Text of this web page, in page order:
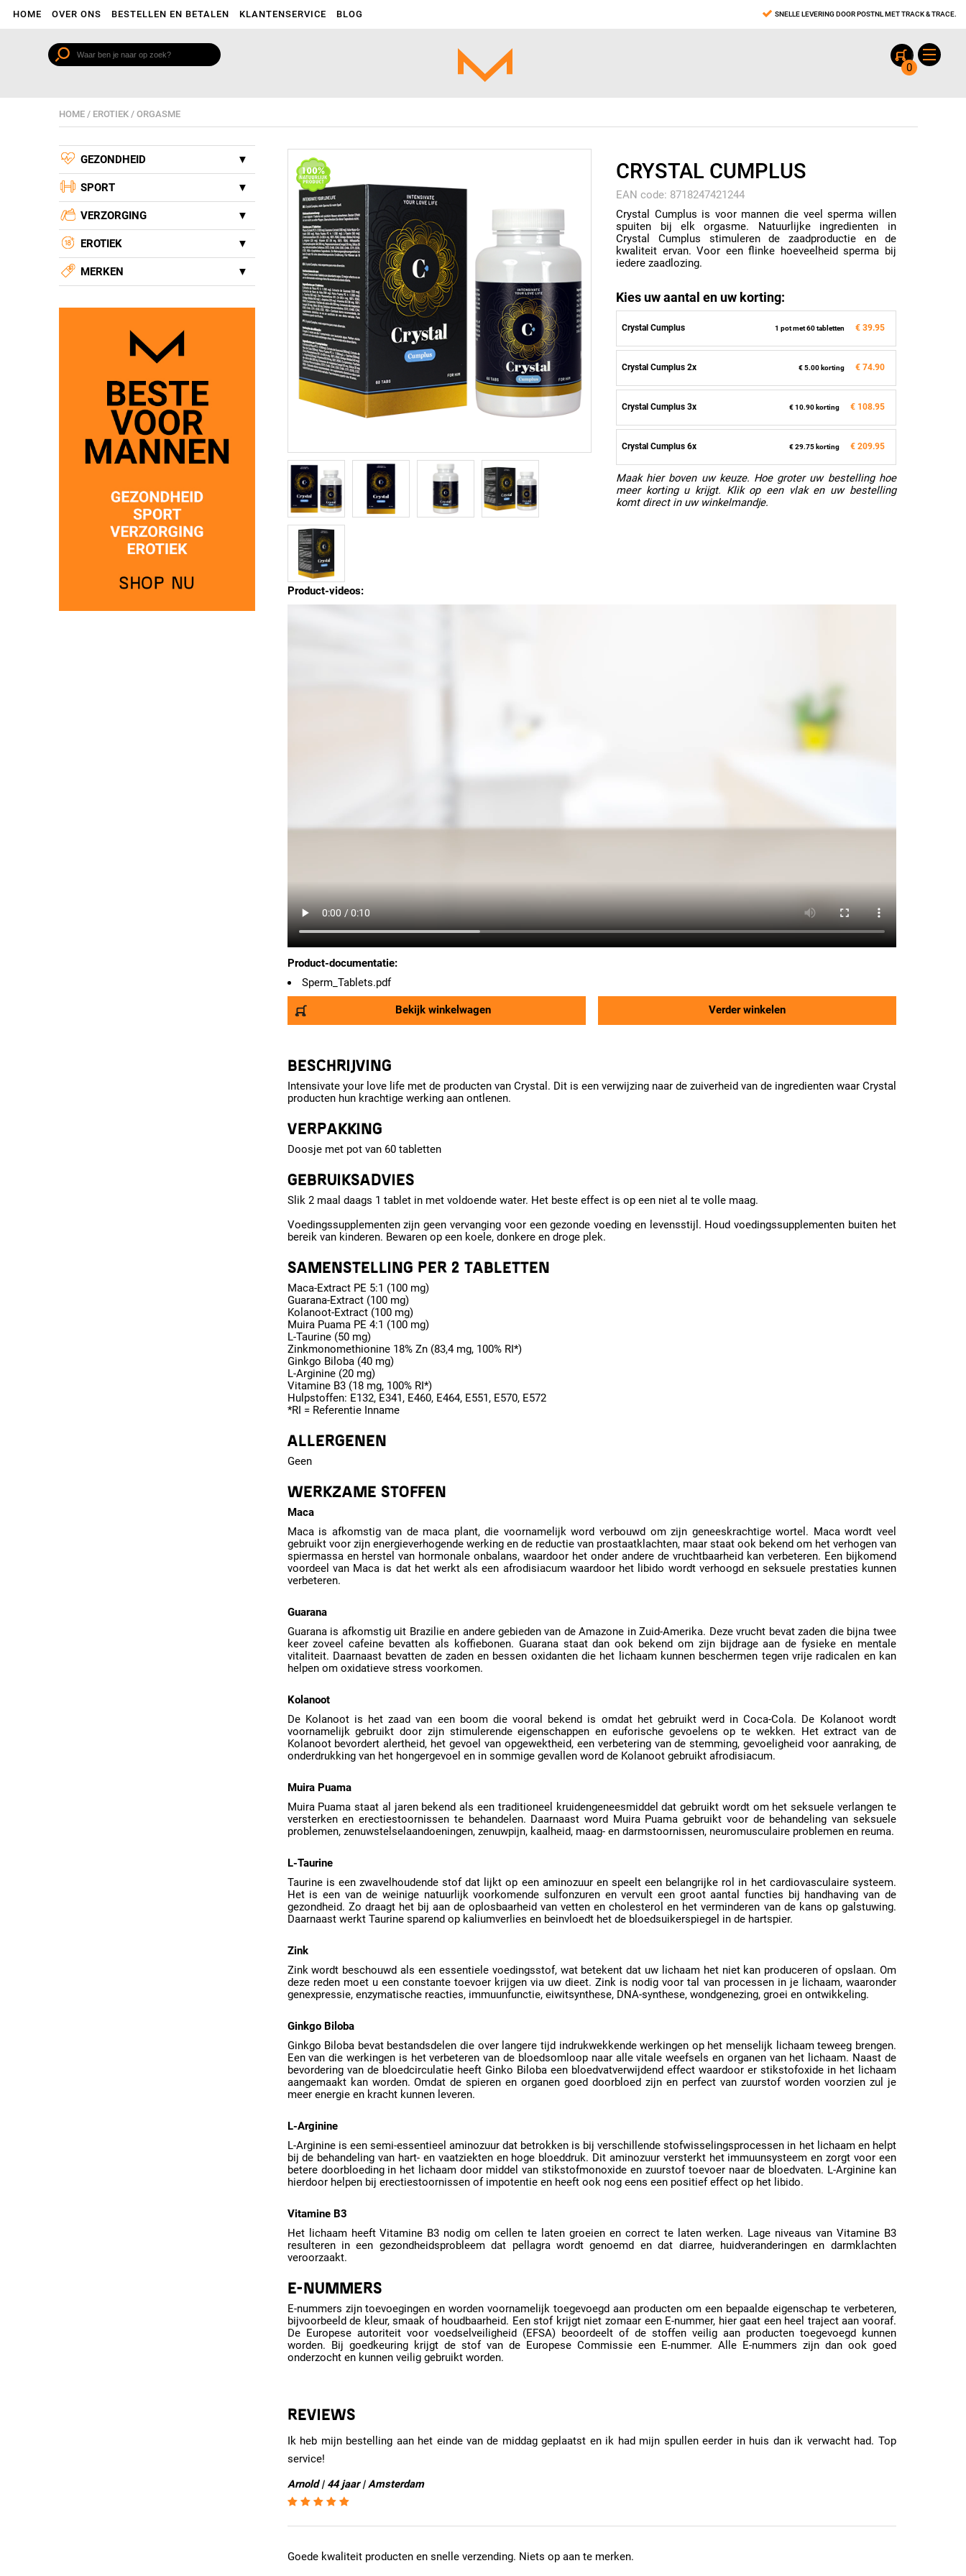
HOME OVER ONS BESTELLEN EN BETALEN KLANTENSERVICE BLOG SNELLE LEVERING DOOR POSTNL MET TRACK & TRACE.
0
HOME / EROTIEK /ORGASME
GEZONDHEID
SPORT
VERZORGING
EROTIEK
MERKEN
CRYSTAL CUMPLUS
EAN code: 8718247421244
Crystal Cumplus is voor mannen die veel sperma willen
spuiten bij elk orgasme. Natuurlijke ingredienten in
Crystal Cumplus stimuleren de zaadproductie en de
kwaliteit ervan. Voor een flinke hoeveelheid sperma bij
iedere zaadlozing.
Kies uw aantal en uw korting:
Crystal Cumplus 1 pot met 60 tabletten € 39.95
Crystal Cumplus 2x € 5.00 korting € 74.90
Crystal Cumplus 3x € 10.90 korting € 108.95
Crystal Cumplus 6x € 29.75 korting € 209.95
Maak hier boven uw keuze. Hoe groter uw bestelling hoe
meer korting u krijgt. Klik op een vlak en uw bestelling
komt direct in uw winkelmandje.
Product-videos:
Product-documentatie:
Sperm_Tablets.pdf
Bekijk winkelwagen Verder winkelen
BESCHRIJVING
Intensivate your love life met de producten van Crystal. Dit is een verwijzing naar de zuiverheid van de ingredienten waar Crystal
producten hun krachtige werking aan ontlenen.
VERPAKKING
Doosje met pot van 60 tabletten
GEBRUIKSADVIES
Slik 2 maal daags 1 tablet in met voldoende water. Het beste effect is op een niet al te volle maag.
Voedingssupplementen zijn geen vervanging voor een gezonde voeding en levensstijl. Houd voedingssupplementen buiten het
bereik van kinderen. Bewaren op een koele, donkere en droge plek.
SAMENSTELLING PER 2 TABLETTEN
Maca-Extract PE 5:1 (100 mg)
Guarana-Extract (100 mg)
Kolanoot-Extract (100 mg)
Muira Puama PE 4:1 (100 mg)
L-Taurine (50 mg)
Zinkmonomethionine 18% Zn (83,4 mg, 100% RI*)
Ginkgo Biloba (40 mg)
L-Arginine (20 mg)
Vitamine B3 (18 mg, 100% RI*)
Hulpstoffen: E132, E341, E460, E464, E551, E570, E572
*RI = Referentie Inname
ALLERGENEN
Geen
WERKZAME STOFFEN
Maca
Maca is afkomstig van de maca plant, die voornamelijk word verbouwd om zijn geneeskrachtige wortel. Maca wordt veel
gebruikt voor zijn energieverhogende werking en de reductie van prostaatklachten, maar staat ook bekend om het verhogen van
spiermassa en herstel van hormonale onbalans, waardoor het onder andere de vruchtbaarheid kan verbeteren. Een bijkomend
voordeel van Maca is dat het werkt als een afrodisiacum waardoor het libido wordt verhoogd en seksuele prestaties kunnen
verbeteren.
Guarana
Guarana is afkomstig uit Brazilie en andere gebieden van de Amazone in Zuid-Amerika. Deze vrucht bevat zaden die bijna twee
keer zoveel cafeine bevatten als koffiebonen. Guarana staat dan ook bekend om zijn bijdrage aan de fysieke en mentale
vitaliteit. Daarnaast bevatten de zaden en bessen oxidanten die het lichaam kunnen beschermen tegen vrije radicalen en kan
helpen om oxidatieve stress voorkomen.
Kolanoot
De Kolanoot is het zaad van een boom die vooral bekend is omdat het gebruikt werd in Coca-Cola. De Kolanoot wordt
voornamelijk gebruikt door zijn stimulerende eigenschappen en euforische gevoelens op te wekken. Het extract van de
Kolanoot bevordert alertheid, het gevoel van opgewektheid, een verbetering van de stemming, gevoeligheid voor aanraking, de
onderdrukking van het hongergevoel en in sommige gevallen word de Kolanoot gebruikt afrodisiacum.
Muira Puama
Muira Puama staat al jaren bekend als een traditioneel kruidengeneesmiddel dat gebruikt wordt om het seksuele verlangen te
versterken en erectiestoornissen te behandelen. Daarnaast word Muira Puama gebruikt voor de behandeling van seksuele
problemen, zenuwstelselaandoeningen, zenuwpijn, kaalheid, maag- en darmstoornissen, neuromusculaire problemen en reuma.
L-Taurine
Taurine is een zwavelhoudende stof dat lijkt op een aminozuur en speelt een belangrijke rol in het cardiovasculaire systeem.
Het is een van de weinige natuurlijk voorkomende sulfonzuren en vervult een groot aantal functies bij handhaving van de
gezondheid. Zo draagt het bij aan de oplosbaarheid van vetten en cholesterol en het verminderen van de kans op galstuwing.
Daarnaast werkt Taurine sparend op kaliumverlies en beinvloedt het de bloedsuikerspiegel in de hartspier.
Zink
Zink wordt beschouwd als een essentiele voedingsstof, wat betekent dat uw lichaam het niet kan produceren of opslaan. Om
deze reden moet u een constante toevoer krijgen via uw dieet. Zink is nodig voor tal van processen in je lichaam, waaronder
genexpressie, enzymatische reacties, immuunfunctie, eiwitsynthese, DNA-synthese, wondgenezing, groei en ontwikkeling.
Ginkgo Biloba
Ginkgo Biloba bevat bestandsdelen die over langere tijd indrukwekkende werkingen op het menselijk lichaam teweeg brengen.
Een van die werkingen is het verbeteren van de bloedsomloop naar alle vitale weefsels en organen van het lichaam. Naast de
bevordering van de bloedcirculatie heeft Ginko Biloba een bloedvatverwijdend effect waardoor er stikstofoxide in het lichaam
aangemaakt kan worden. Omdat de spieren en organen goed doorbloed zijn en perfect van zuurstof worden voorzien zul je
meer energie en kracht kunnen leveren.
L-Arginine
L-Arginine is een semi-essentieel aminozuur dat betrokken is bij verschillende stofwisselingsprocessen in het lichaam en helpt
bij de behandeling van hart- en vaatziekten en hoge bloeddruk. Dit aminozuur versterkt het immuunsysteem en zorgt voor een
betere doorbloeding in het lichaam door middel van stikstofmonoxide en zuurstof toevoer naar de bloedvaten. L-Arginine kan
hierdoor helpen bij erectiestoornissen of impotentie en heeft ook nog eens een positief effect op het libido.
Vitamine B3
Het lichaam heeft Vitamine B3 nodig om cellen te laten groeien en correct te laten werken. Lage niveaus van Vitamine B3
resulteren in een gezondheidsprobleem dat pellagra wordt genoemd en dat diarree, huidveranderingen en darmklachten
veroorzaakt.
E-NUMMERS
E-nummers zijn toevoegingen en worden voornamelijk toegevoegd aan producten om een bepaalde eigenschap te verbeteren,
bijvoorbeeld de kleur, smaak of houdbaarheid. Een stof krijgt niet zomaar een E-nummer, hier gaat een heel traject aan vooraf.
De Europese autoriteit voor voedselveiligheid (EFSA) beoordeelt of de stoffen veilig aan producten toegevoegd kunnen
worden. Bij goedkeuring krijgt de stof van de Europese Commissie een E-nummer. Alle E-nummers zijn dan ook goed
onderzocht en kunnen veilig gebruikt worden.
REVIEWS
Ik heb mijn bestelling aan het einde van de middag geplaatst en ik had mijn spullen eerder in huis dan ik verwacht had. Top
service!
Arnold | 44 jaar | Amsterdam
Goede kwaliteit producten en snelle verzending. Niets op aan te merken.